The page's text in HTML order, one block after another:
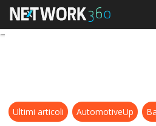
Mobilità
Ultimi articoli AutomotiveUp